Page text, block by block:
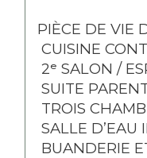
PIÈCE DE VIE
CUISINE
2ᵉ SALON /
SUITE
TROIS
SALLE
BUANDERIE